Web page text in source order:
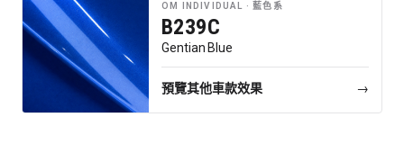
行車紀錄儀安裝
為您推薦
車漆保護方案建議
OM INDIVIDUAL ·藍色系
B239C
Gentian Blue
預覽其他車款效果 →